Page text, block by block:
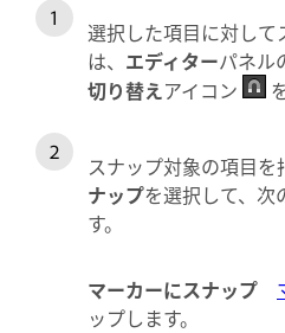
選択した項目に対し
は、 エディターパネル
切り替えアイコン
スナップ対象の項目を
ナップを選択して、次
す。
マーカーにスナップ
ップします。